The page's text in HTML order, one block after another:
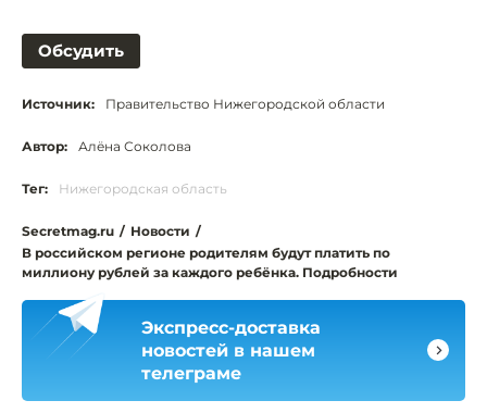
Обсудить
Источник: Правительство Нижегородской области
Автор: Алёна Соколова
Тег: Нижегородская область
Secretmag.ru / Новости /
В российском регионе родителям будут платить по
миллиону рублей за каждого ребёнка. Подробности
Экспресс-доставка
новостей в нашем
телеграме